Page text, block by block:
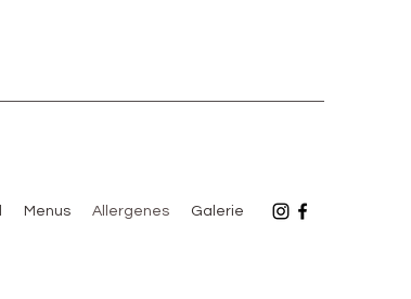
Menus Allergenes Galerie